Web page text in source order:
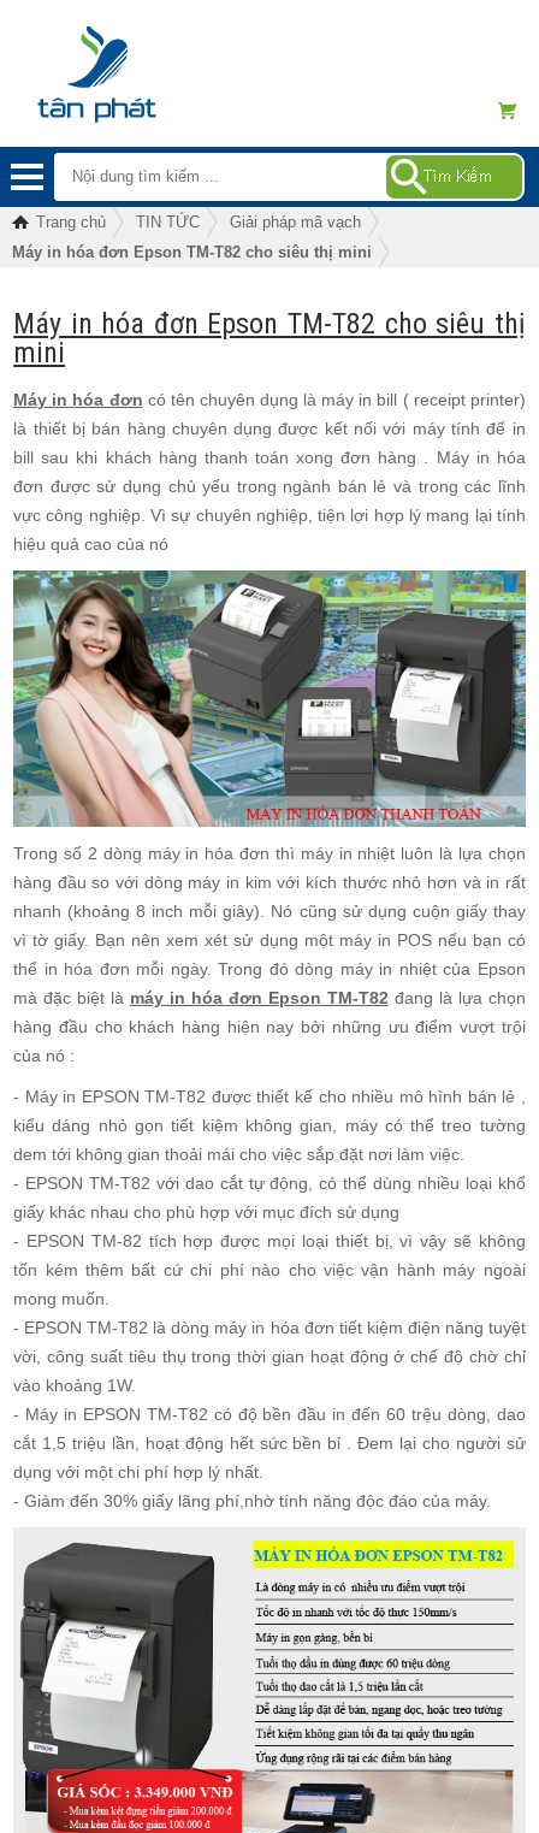
Trang chủ TIN TỨC
Giải pháp mã vạch
Máy in hóa đơn Epson TM-T82 cho siêu thị mini
Máy in hóa đơn Epson TM-T82 cho siêu thị
mini
Máy in hóa đơn có tên chuyên dụng là máy in bill ( receipt printer)
là thiết bị bán hàng chuyên dụng được kết nối với máy tính để in
bill sau khi khách hàng thanh toán xong đơn hàng . Máy in hóa
đơn được sử dụng chủ yếu trong ngành bán lẻ và trong các lĩnh
vực công nghiệp. Vì sự chuyên nghiệp, tiện lợi hợp lý mang lại tính
hiệu quả cao của nó
Trong số 2 dòng máy in hóa đơn thì máy in nhiệt luôn là lựa chọn
hàng đầu so với dòng máy in kim với kích thước nhỏ hơn và in rất
nhanh (khoảng 8 inch mỗi giây). Nó cũng sử dụng cuộn giấy thay
vì tờ giấy. Bạn nên xem xét sử dụng một máy in POS nếu bạn có
thể in hóa đơn mỗi ngày. Trong đó dòng máy in nhiệt của Epson
mà đặc biệt là máy in hóa đơn Epson TM-T82 đang là lựa chọn
hàng đầu cho khách hàng hiện nay bởi những ưu điểm vượt trội
của nó :
- Máy in EPSON TM-T82 được thiết kế cho nhiều mô hình bán lẻ ,
kiểu dáng nhỏ gọn tiết kiệm không gian, máy có thể treo tường
dem tới không gian thoải mái cho việc sắp đặt nơi làm việc.
- EPSON TM-T82 với dao cắt tự động, có thể dùng nhiều loại khổ
giấy khác nhau cho phù hợp với mục đích sử dụng
- EPSON TM-82 tích hợp được mọi loại thiết bị, vì vậy sẽ không
tốn kém thêm bất cứ chi phí nào cho việc vận hành máy ngoài
mong muốn.
- EPSON TM-T82 là dòng máy in hóa đơn tiết kiệm điện năng tuyệt
vời, công suất tiêu thụ trong thời gian hoạt động ở chế độ chờ chỉ
vào khoảng 1W.
- Máy in EPSON TM-T82 có độ bền đầu in đến 60 trệu dòng, dao
cắt 1,5 triệu lần, hoạt động hết sức bền bỉ . Đem lại cho người sử
dụng với một chi phí hợp lý nhất.
- Giảm đến 30% giấy lãng phí,nhờ tính năng độc đáo của máy.